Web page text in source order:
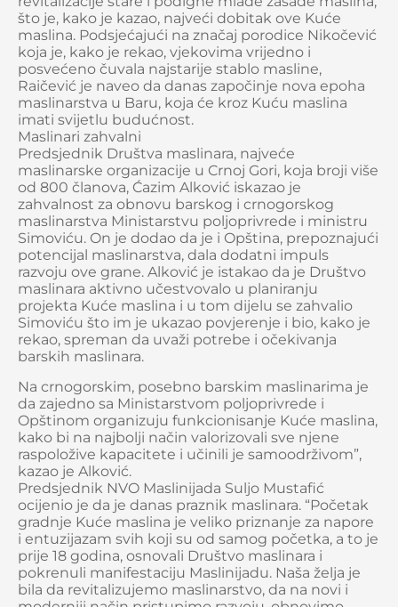
što je, kako je kazao, najveći dobitak ove Kuće
maslina. Podsjećajući na značaj porodice Nikočević
koja je, kako je rekao, vjekovima vrijedno i
posvećeno čuvala najstarije stablo masline,
Raičević je naveo da danas započinje nova epoha
maslinarstva u Baru, koja će kroz Kuću maslina
imati svijetlu budućnost.
Maslinari zahvalni
Predsjednik Društva maslinara, najveće
maslinarske organizacije u Crnoj Gori, koja broji više
od 800 članova, Ćazim Alković iskazao je
zahvalnost za obnovu barskog i crnogorskog
maslinarstva Ministarstvu poljoprivrede i ministru
Simoviću. On je dodao da je i Opština, prepoznajući
potencijal maslinarstva, dala dodatni impuls
razvoju ove grane. Alković je istakao da je Društvo
maslinara aktivno učestvovalo u planiranju
projekta Kuće maslina i u tom dijelu se zahvalio
Simoviću što im je ukazao povjerenje i bio, kako je
rekao, spreman da uvaži potrebe i očekivanja
barskih maslinara.
Na crnogorskim, posebno barskim maslinarima je
da zajedno sa Ministarstvom poljoprivrede i
Opštinom organizuju funkcionisanje Kuće maslina,
kako bi na najbolji način valorizovali sve njene
raspoložive kapacitete i učinili je samoodrživom”,
kazao je Alković.
Predsjednik NVO Maslinijada Suljo Mustafić
ocijenio je da je danas praznik maslinara. “Početak
gradnje Kuće maslina je veliko priznanje za napore
i entuzijazam svih koji su od samog početka, a to je
prije 18 godina, osnovali Društvo maslinara i
pokrenuli manifestaciju Maslinijadu. Naša želja je
bila da revitalizujemo maslinarstvo, da na novi i